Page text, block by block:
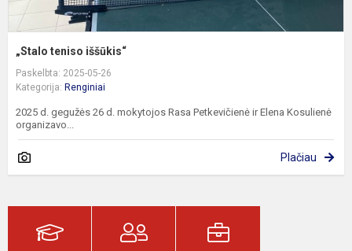
„Stalo teniso iššūkis“
Paskelbta: 2025-05-26
Kategorija: Renginiai
2025 d. gegužės 26 d. mokytojos Rasa Petkevičienė ir Elena Kosulienė
organizavo...
Plačiau